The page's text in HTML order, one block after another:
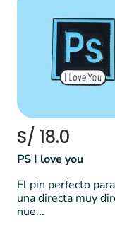
S/ 18.0
PS I love you
El pin perfecto
una directa muy
nue...